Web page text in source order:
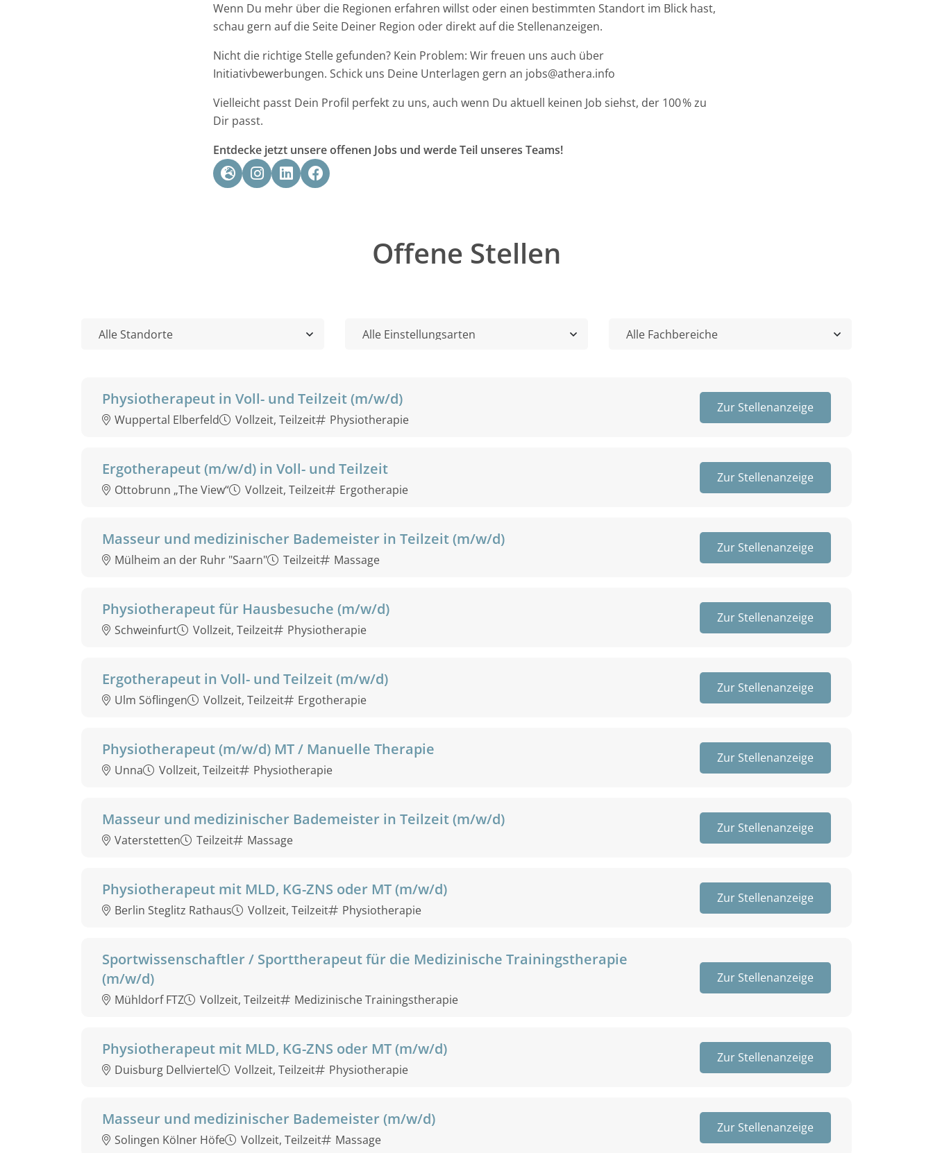
Wenn Du mehr über die Regionen erfahren willst oder einen bestimmten Standort im Blick hast,
schau gern auf die Seite Deiner Region oder direkt auf die Stellenanzeigen.
Nicht die richtige Stelle gefunden? Kein Problem: Wir freuen uns auch über
Initiativbewerbungen. Schick uns Deine Unterlagen gern an jobs@athera.info
Vielleicht passt Dein Profil perfekt zu uns, auch wenn Du aktuell keinen Job siehst, der 100 % zu
Dir passt.
Entdecke jetzt unsere offenen Jobs und werde Teil unseres Teams!
Offene Stellen
Physiotherapeut in Voll- und Teilzeit (m/w/d)
Wuppertal Elberfeld Vollzeit, Teilzeit Physiotherapie
Zur Stellenanzeige
Ergotherapeut (m/w/d) in Voll- und Teilzeit
Ottobrunn „The View“ Vollzeit, Teilzeit Ergotherapie
Zur Stellenanzeige
Masseur und medizinischer Bademeister in Teilzeit (m/w/d)
Mülheim an der Ruhr "Saarn" Teilzeit Massage
Zur Stellenanzeige
Physiotherapeut für Hausbesuche (m/w/d)
Schweinfurt Vollzeit, Teilzeit Physiotherapie
Zur Stellenanzeige
Ergotherapeut in Voll- und Teilzeit (m/w/d)
Ulm Söflingen Vollzeit, Teilzeit Ergotherapie
Zur Stellenanzeige
Physiotherapeut (m/w/d) MT / Manuelle Therapie
Unna Vollzeit, Teilzeit Physiotherapie
Zur Stellenanzeige
Masseur und medizinischer Bademeister in Teilzeit (m/w/d)
Vaterstetten Teilzeit Massage
Zur Stellenanzeige
Physiotherapeut mit MLD, KG-ZNS oder MT (m/w/d)
Berlin Steglitz Rathaus Vollzeit, Teilzeit Physiotherapie
Zur Stellenanzeige
Sportwissenschaftler / Sporttherapeut für die Medizinische Trainingstherapie
(m/w/d)
Mühldorf FTZ Vollzeit, Teilzeit Medizinische Trainingstherapie
Zur Stellenanzeige
Physiotherapeut mit MLD, KG-ZNS oder MT (m/w/d)
Duisburg Dellviertel Vollzeit, Teilzeit Physiotherapie
Zur Stellenanzeige
Masseur und medizinischer Bademeister (m/w/d)
Solingen Kölner Höfe Vollzeit, Teilzeit Massage
Zur Stellenanzeige